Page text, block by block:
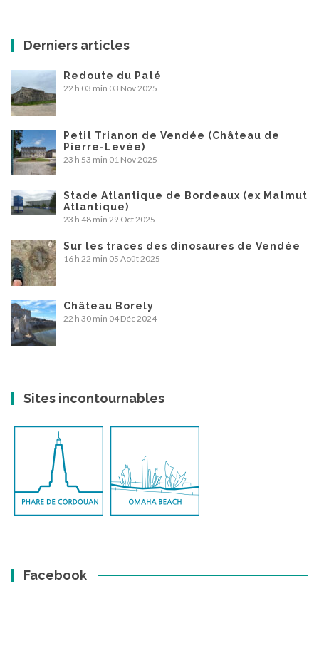
Derniers articles
Redoute du Paté
22 h 03 min 03 Nov 2025
Petit Trianon de Vendée (Château de
Pierre-Levée)
23 h 53 min 01 Nov 2025
Stade Atlantique de Bordeaux (ex Matmut
Atlantique)
23 h 48 min 29 Oct 2025
Sur les traces des dinosaures de Vendée
16 h 22 min 05 Août 2025
Château Borely
22 h 30 min 04 Déc 2024
Sites incontournables
Facebook